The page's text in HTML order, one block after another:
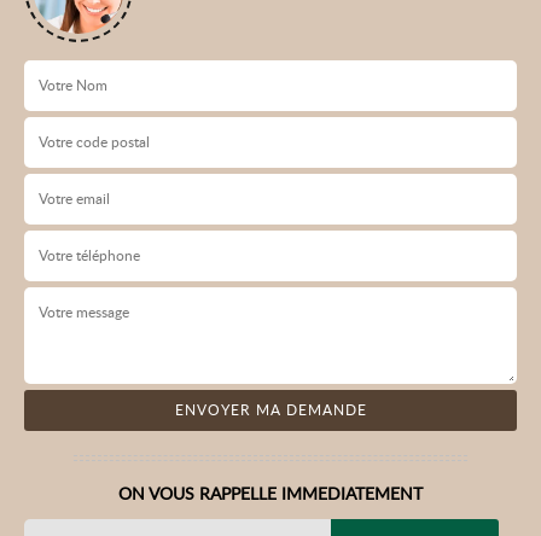
ON VOUS RAPPELLE IMMEDIATEMENT